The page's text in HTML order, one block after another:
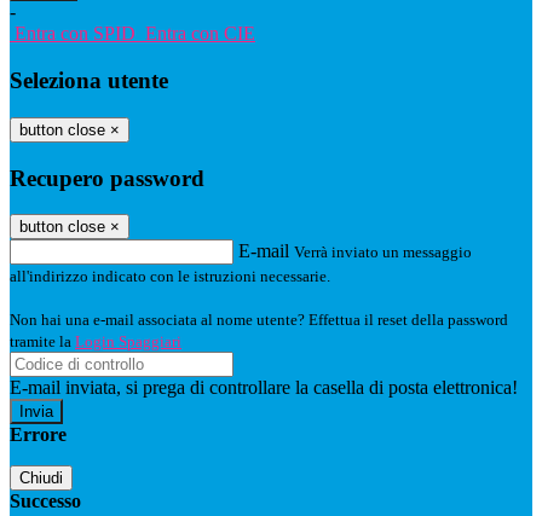
-
Entra con SPID Entra con CIE
Seleziona utente
button close ×
Recupero password
button close ×
E-mail Verrà inviato un messaggio
all'indirizzo indicato con le istruzioni necessarie.
Non hai una e-mail associata al nome utente? Effettua il reset della password
tramite la Login Spaggiari
E-mail inviata, si prega di controllare la casella di posta elettronica!
Errore
Chiudi
Successo